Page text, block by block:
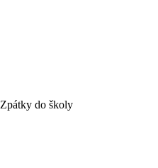
Zpátky do školy